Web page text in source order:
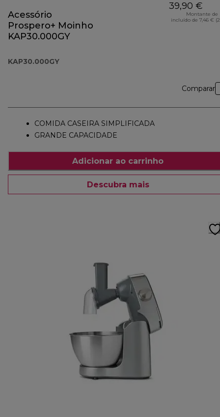
Acessório
Prospero+ Moinho
KAP30.000GY
KAP30.000GY
39,90 €
Montante de
incluído de 7,46 €
Comparar
COMIDA CASEIRA SIMPLIFICADA
GRANDE CAPACIDADE
Adicionar ao carrinho
Descubra mais